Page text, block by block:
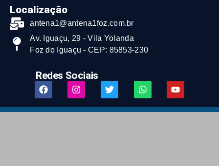
Localização
antena1@antena1foz.com.br
Av. Iguaçu, 29 - Vila Yolanda
Foz do Iguaçu - CEP: 85853-230
Redes Sociais